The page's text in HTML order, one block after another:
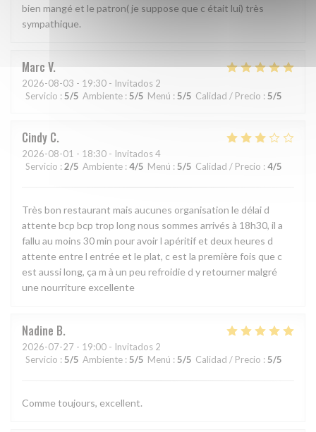
bien mangé et le patron( je suppose que c était lui) très
sympathique.
Marc V
2026-08-03 - 19:30 - Invitados 2
Servicio : 5/5 Ambiente : 5/5 Menú :5/5 Calidad / Precio : 5/5
Cindy C
2026-08-01 - 18:30 - Invitados 4
Servicio : 2/5 Ambiente : 4/5 Menú : 5/5 Calidad / Precio : 4/5
Très bon restaurant mais aucunes organisation le délai d
attente bcp bcp trop long nous sommes arrivés à 18h30, il a
fallu au moins 30 min pour avoir l apéritif et deux heures d
attente entre l entrée et le plat, c est la première fois que c
est aussi long, ça m à un peu refroidie d y retourner malgré
une nourriture excellente
Nadine B
2026-07-27 - 19:00 - Invitados 2
Servicio : 5/5 Ambiente : 5/5 Menú : 5/5 Calidad / Precio : 5/5
Comme toujours, excellent.